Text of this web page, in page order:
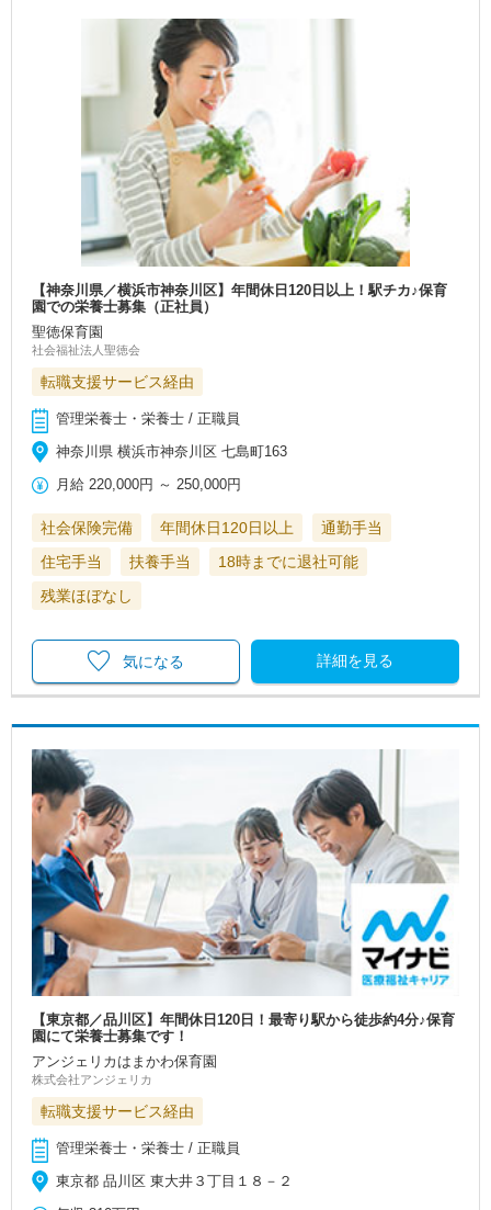
【神奈川県／横浜市神奈川区】年間休日120日以上！駅チカ♪保育
園での栄養士募集（正社員）
聖徳保育園
社会福祉法人聖徳会
転職支援サービス経由
管理栄養士・栄養士 / 正職員
神奈川県 横浜市神奈川区 七島町163
月給 220,000円 ～ 250,000円
社会保険完備 年間休日120日以上
通勤手当
住宅手当
扶養手当
18時までに退社可能
残業ほぼなし
詳細を見る
気になる
【東京都／品川区】年間休日120日！最寄り駅から徒歩約4分♪保育
園にて栄養士募集です！
アンジェリカはまかわ保育園
株式会社アンジェリカ
転職支援サービス経由
管理栄養士・栄養士 / 正職員
東京都 品川区 東大井３丁目１８－２